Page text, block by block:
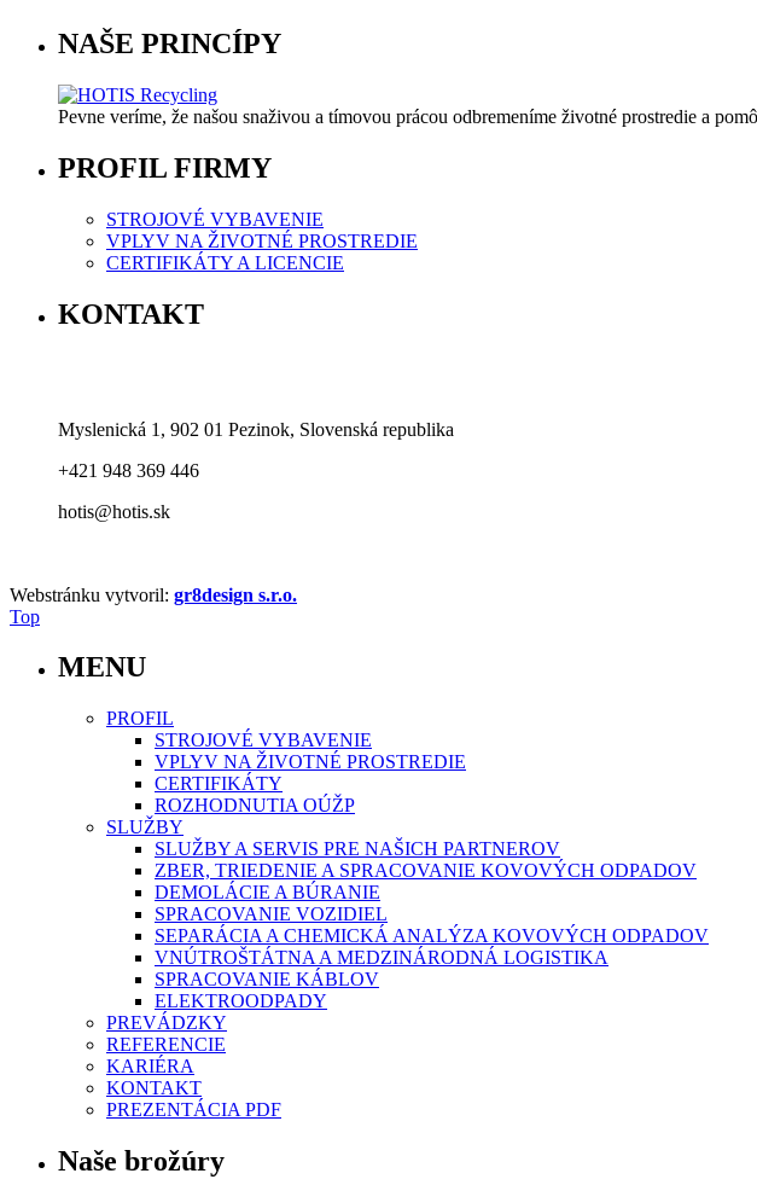
NAŠE PRINCÍPY
Pevne veríme, že našou snaživou a tímovou prácou odbremeníme životné prostredie a
PROFIL FIRMY
STROJOVÉ VYBAVENIE
VPLYV NA ŽIVOTNÉ PROSTREDIE
CERTIFIKÁTY A LICENCIE
KONTAKT
Myslenická 1, 902 01 Pezinok, Slovenská republika
+421 948 369 446
hotis@hotis.sk
Webstránku vytvoril: gr8design s.r.o.
Top
MENU
PROFIL
STROJOVÉ VYBAVENIE
VPLYV NA ŽIVOTNÉ PROSTREDIE
CERTIFIKÁTY
ROZHODNUTIA OÚŽP
SLUŽBY
SLUŽBY A SERVIS PRE NAŠICH PARTNEROV
ZBER, TRIEDENIE A SPRACOVANIE KOVOVÝCH ODPADOV
DEMOLÁCIE A BÚRANIE
SPRACOVANIE VOZIDIEL
SEPARÁCIA A CHEMICKÁ ANALÝZA KOVOVÝCH ODPADOV
VNÚTROŠTÁTNA A MEDZINÁRODNÁ LOGISTIKA
SPRACOVANIE KÁBLOV
ELEKTROODPADY
PREVÁDZKY
REFERENCIE
KARIÉRA
KONTAKT
PREZENTÁCIA PDF
Naše brožúry